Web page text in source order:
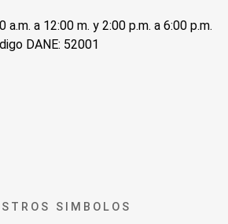
a.m. a 12:00 m. y 2:00 p.m. a 6:00 p.m.
DANE: 52001
SIMBOLOS